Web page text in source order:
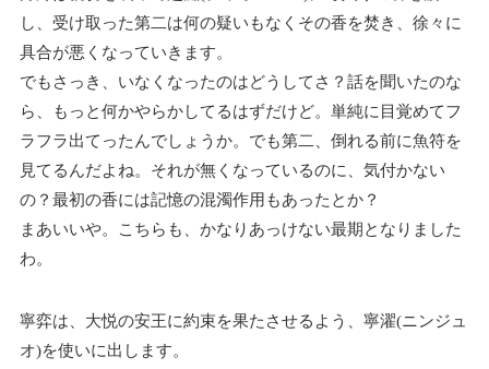
し、受け取った第二は何の疑いもなくその香を焚き、徐々に
具合が悪くなっていきます。
でもさっき、いなくなったのはどうしてさ？話を聞いたのな
ら、もっと何かやらかしてるはずだけど。単純に目覚めてフ
ラフラ出てったんでしょうか。でも第二、倒れる前に魚符を
見てるんだよね。それが無くなっているのに、気付かない
の？最初の香には記憶の混濁作用もあったとか？
まあいいや。こちらも、かなりあっけない最期となりました
わ。
寧弈は、大悦の安王に約束を果たさせるよう、寧濯(ニンジュ
オ)を使いに出します。